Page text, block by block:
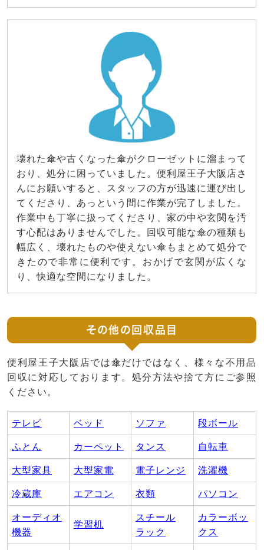
壊れた傘や古くなった傘がクローゼットに溜まって
おり、処分に困っていました。便利屋王子大阪店さ
んにお願いすると、スタッフの方が迅速に運び出し
てくださり、あっという間に作業が完了しました。
作業中も丁寧に扱ってくださり、家の中や玄関を汚
す心配はありませんでした。回収可能な傘の種類も
幅広く、壊れたものや使えない傘もまとめて処分で
きたので非常に便利です。おかげで玄関が広くな
り、快適な空間になりました。
その他の回収品目
便利屋王子大阪店では傘だけではなく、様々な不用品
回収に対応しております。処分方法や捨て方にご参照
ください。
テレビ ベッド ソファ 段ボール
ふとん カーペット タンス 自転車
大型家具 大型家電 電子レンジ 洗濯機
冷蔵庫 エアコン 衣類 パソコン
オーディオ
機器
学習机
スチール
ラック
カラーボッ
クス